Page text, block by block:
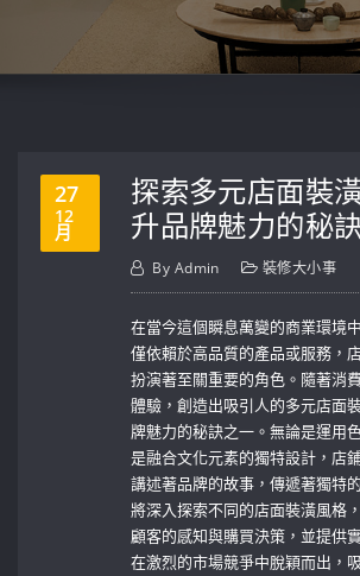
27
12
月
探索多元店面裝
升品牌魅力的秘
By Admin 裝修大小事
在當今這個瞬息萬變的商業環境
僅依賴於高品質的產品或服務，
扮演著至關重要的角色。隨著消
體驗，創造出吸引人的多元店面
牌魅力的秘訣之一。無論是運用
是融合文化元素的獨特設計，店
講述著品牌的故事，傳遞著獨特
將深入探索不同的店面裝潢風格
顧客的感知與購買決策，並提供
在激烈的市場競爭中脫穎而出，